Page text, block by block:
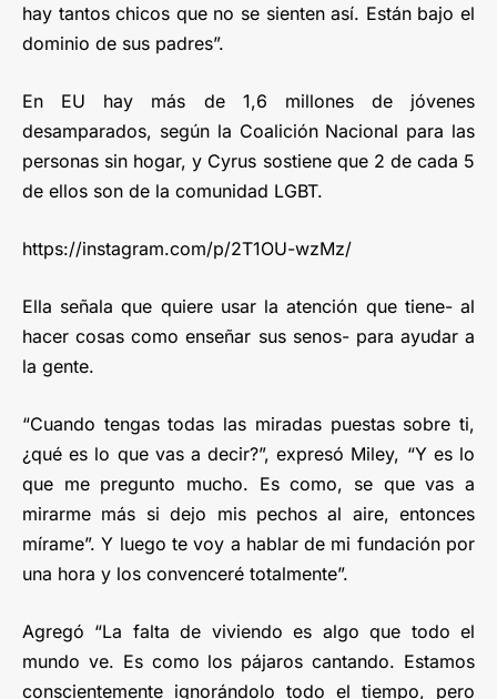
hay tantos chicos que no se sienten así. Están bajo el
dominio de sus padres”.
En EU hay más de 1,6 millones de jóvenes
desamparados, según la Coalición Nacional para las
personas sin hogar, y Cyrus sostiene que 2 de cada 5
de ellos son de la comunidad LGBT.
https://instagram.com/p/2T1OU-wzMz/
Ella señala que quiere usar la atención que tiene- al
hacer cosas como enseñar sus senos- para ayudar a
la gente.
“Cuando tengas todas las miradas puestas sobre ti,
¿qué es lo que vas a decir?”, expresó Miley, “Y es lo
que me pregunto mucho. Es como, se que vas a
mirarme más si dejo mis pechos al aire, entonces
mírame”. Y luego te voy a hablar de mi fundación por
una hora y los convenceré totalmente”.
Agregó “La falta de viviendo es algo que todo el
mundo ve. Es como los pájaros cantando. Estamos
conscientemente ignorándolo todo el tiempo, pero